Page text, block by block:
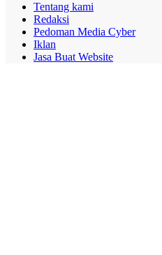
Tentang kami
Redaksi
Pedoman Media Cyber
Iklan
Jasa Buat Website